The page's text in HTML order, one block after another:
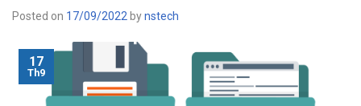
Posted on 17/09/2022 bynstech
17
Th9